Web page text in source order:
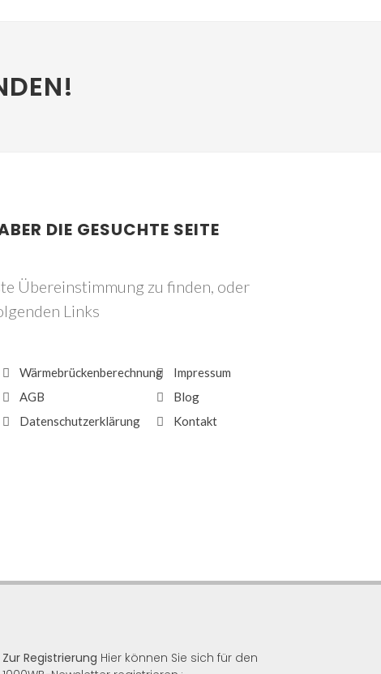
DIE GESUCHTE SEITE
Übereinstimmung zu finden, oder
Links
Wärmebrückenberechnung
AGB
Datenschutzerklärung
Impressum
Blog
Kontakt
Zur Registrierung Hier können Sie sich für den